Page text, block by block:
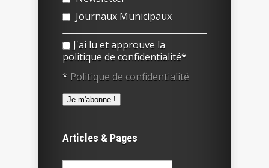
Journaux Municipaux
J'ai lu et approuve la
politique de confidentialité*
* Politique de confidentialité
Articles & Pages
Rechercher :